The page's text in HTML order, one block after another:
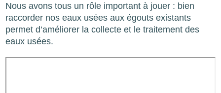
Nous avons tous un rôle important à jouer : bien
raccorder nos eaux usées aux égouts existants
permet d’améliorer la collecte et le traitement des
eaux usées.